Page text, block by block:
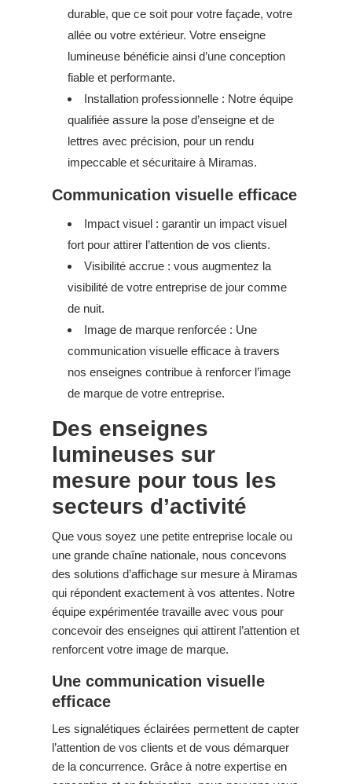
durable, que ce soit pour votre façade, votre
allée ou votre extérieur. Votre enseigne
lumineuse bénéficie ainsi d’une conception
fiable et performante.
Installation professionnelle : Notre équipe
qualifiée assure la pose d’enseigne et de
lettres avec précision, pour un rendu
impeccable et sécuritaire à Miramas.
Communication visuelle efficace
Impact visuel : garantir un impact visuel
fort pour attirer l’attention de vos clients.
Visibilité accrue : vous augmentez la
visibilité de votre entreprise de jour comme
de nuit.
Image de marque renforcée : Une
communication visuelle efficace à travers
nos enseignes contribue à renforcer l’image
de marque de votre entreprise.
Des enseignes
lumineuses sur
mesure pour tous les
secteurs d’activité
Que vous soyez une petite entreprise locale ou
une grande chaîne nationale, nous concevons
des solutions d’affichage sur mesure à Miramas
qui répondent exactement à vos attentes. Notre
équipe expérimentée travaille avec vous pour
concevoir des enseignes qui attirent l’attention et
renforcent votre image de marque.
Une communication visuelle
efficace
Les signalétiques éclairées permettent de capter
l’attention de vos clients et de vous démarquer
de la concurrence. Grâce à notre expertise en